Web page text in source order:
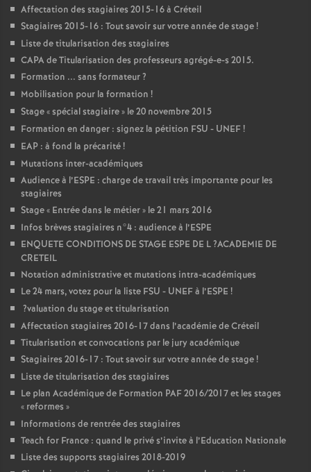
Affectation des stagiaires 2015-16 à Créteil
Stagiaires 2015-16 : Tout savoir sur votre année de stage!
Liste de titularisation des stagiaires
CAPAde Titularisation des professeurs agrégé-e-s 2015.
Formation ... sans formateur?
Mobilisation pour la formation !
Stage «spécial stagiaire» le 20 novembre 2015
Formation en danger : signez la pétition FSU - UNEF!
EAP : à fond la précarité!
Mutations inter-académiques
Audience à l’ESPE : charge de travail très importante pour les
stagiaires
Stage « Entrée dans le métier» le 21 mars 2016
Infos brèves stagiaires n°4 : audience à l’ESPE
ENQUETE CONDITIONS DE STAGE ESPE DE L?ACADEMIE DE
CRETEIL
Notation administrative et mutations intra-académiques
Le 24 mars, votez pour la liste FSU - UNEFà l’ESPE !
?valuation du stage et titularisation
Affectation stagiaires 2016-17 dans l’académie de Créteil
Titularisation et convocations par le jury académique
Stagiaires 2016-17 : Tout savoir sur votre année de stage!
Liste de titularisation des stagiaires
Le plan Académique de Formation PAF2016/2017 et les stages
« reformes »
Informations de rentrée des stagiaires
Teach for France : quand le privé s’invite à l’Education Nationale
Liste des supports stagiaires 2018-2019